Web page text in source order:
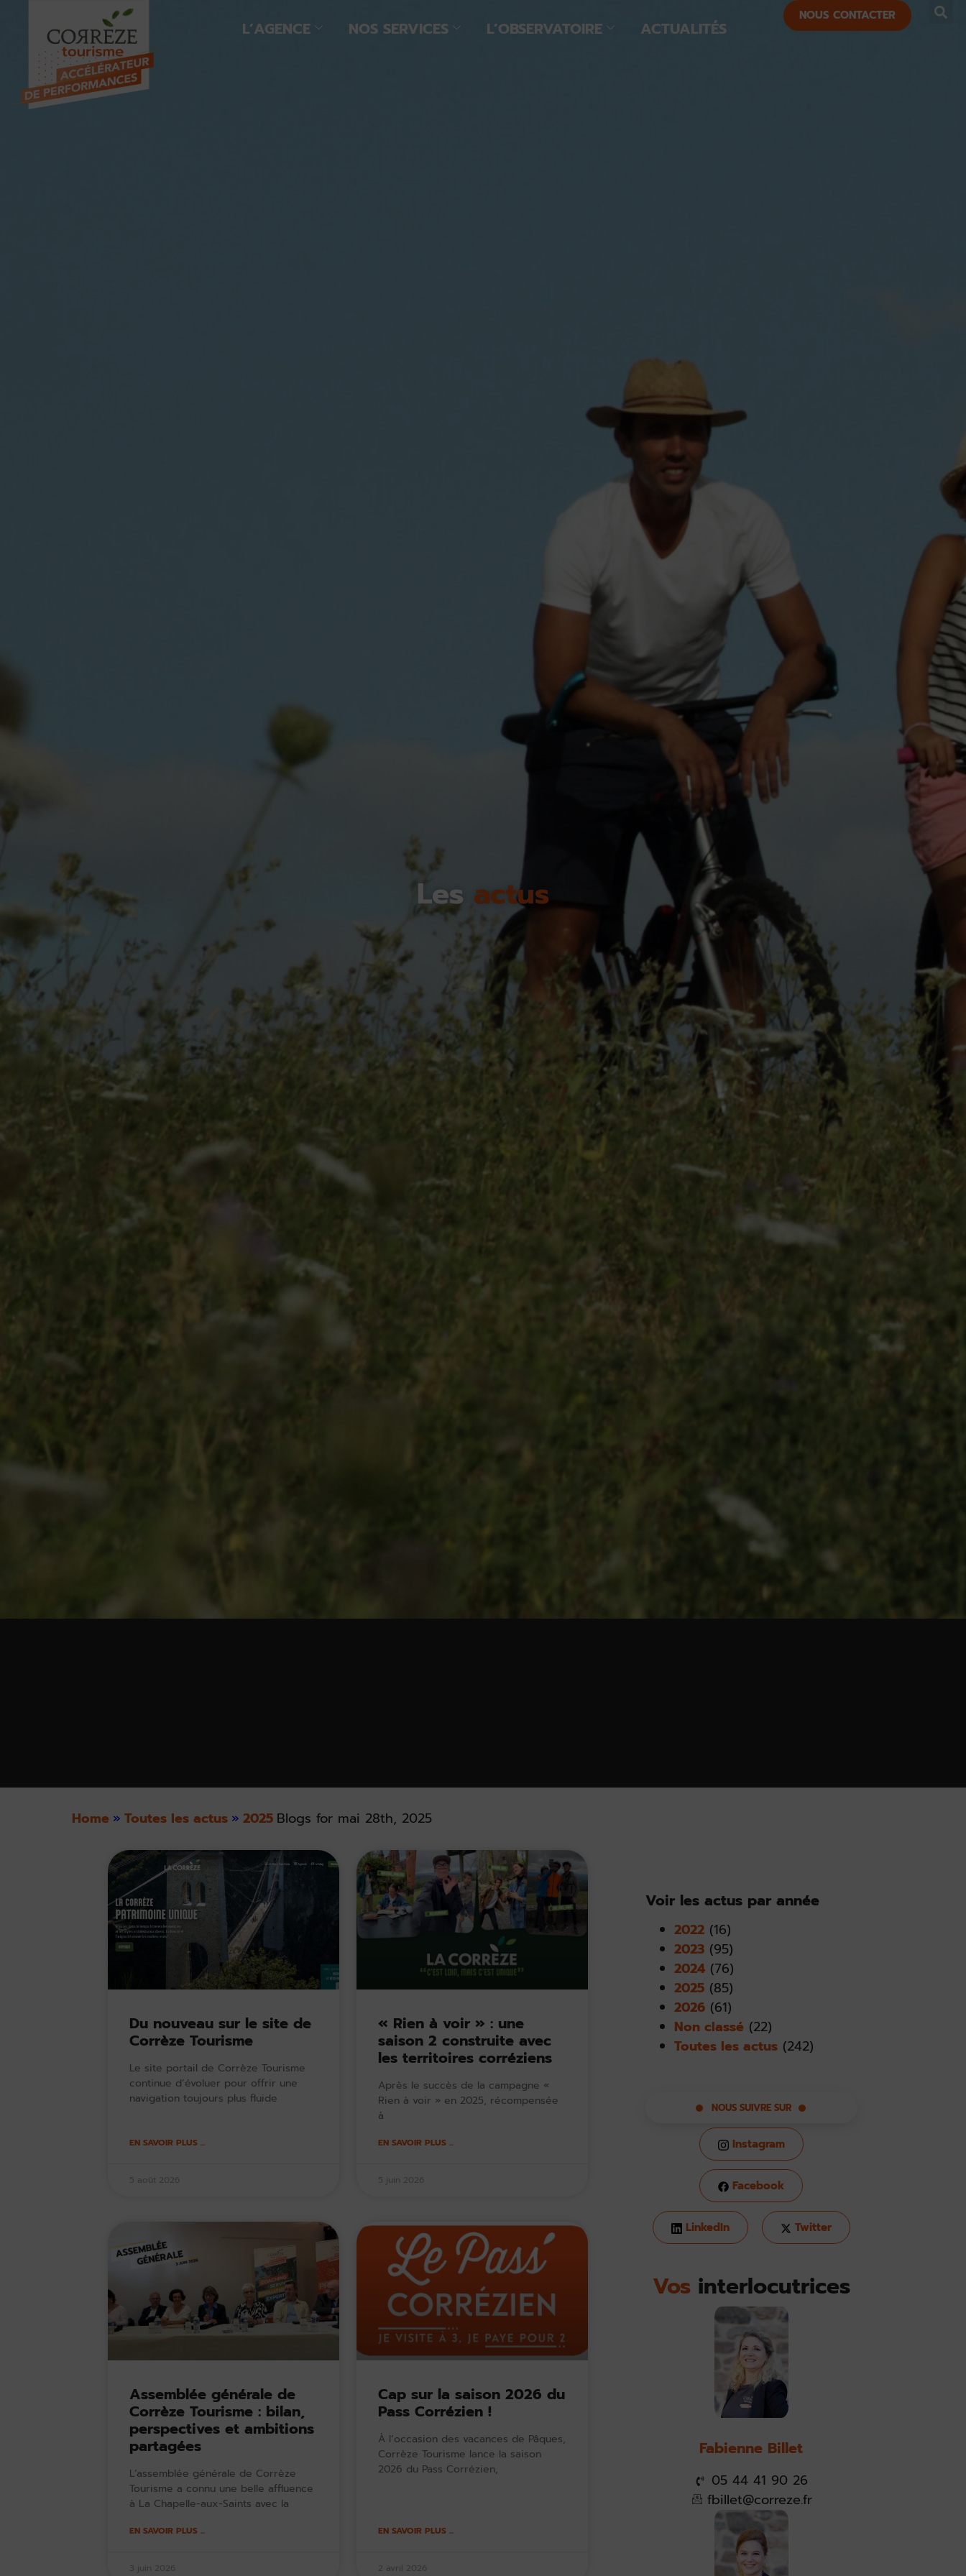
L’AGENCE NOS SERVICES L’OBSERVATOIRE ACTUALITÉS
NOUS CONTACTER
Les actus
Home » Toutes les actus » 2025 Blogs for mai 28th, 2025
Du nouveau sur le site de
Corrèze Tourisme
Le site portail de Corrèze Tourisme
continue d’évoluer pour offrir une
navigation toujours plus fluide
EN SAVOIR PLUS ...
5 août 2026
« Rien à voir » : une
saison 2 construite avec
les territoires corréziens
Après le succès de la campagne «
Rien à voir » en 2025, récompensée
à
EN SAVOIR PLUS ...
5 juin 2026
Assemblée générale de
Corrèze Tourisme : bilan,
perspectives et ambitions
partagées
L’assemblée générale de Corrèze
Tourisme a connu une belle affluence
à La Chapelle-aux-Saints avec la
EN SAVOIR PLUS ...
3 juin 2026
Cap sur la saison 2026 du
Pass Corrézien !
À l’occasion des vacances de Pâques,
Corrèze Tourisme lance la saison
2026 du Pass Corrézien,
EN SAVOIR PLUS ...
2 avril 2026
Voir les actus par année
2022(16)
2023(95)
2024(76)
2025(85)
2026(61)
Non classé (22)
Toutes les actus(242)
NOUS SUIVRE SUR
Instagram
Facebook
LinkedIn Twitter
Vos interlocutrices
Fabienne Billet
05 44 41 90 26
fbillet@correze.fr